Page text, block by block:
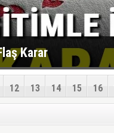
Karar
12 13 14 15 16